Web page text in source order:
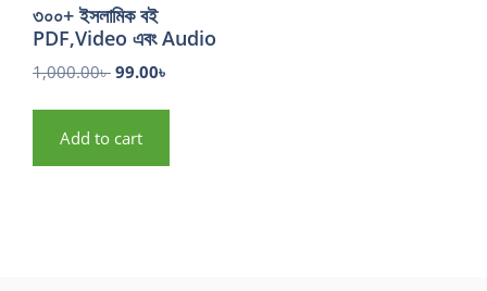
৩০০+ ইসলামিক বই
PDF,Video এবং Audio
1,000.00৳99.00৳
Add to cart